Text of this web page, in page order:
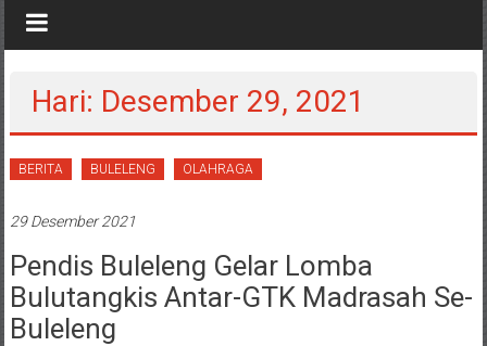
Hari: Desember 29, 2021
BERITA BULELENG OLAHRAGA
29 Desember 2021
Pendis Buleleng Gelar Lomba
Bulutangkis Antar-GTK Madrasah Se-
Buleleng